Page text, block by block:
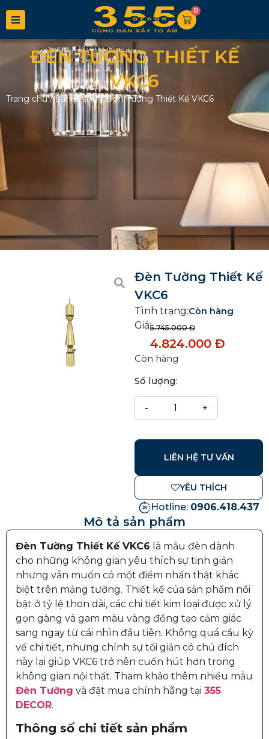
0
ĐÈN TƯỜNG THIẾT KẾ
VKC6
Trang chủ/Sản phẩm/Đèn Tường Thiết Kế VKC6
Đèn Tường Thiết Kế
VKC6
Tình trạng:Còn hàng
Giá:5.745.000Đ
4.824.000 Đ
Còn hàng
Số lượng:
LIÊN HỆ TƯ VẤN
YÊU THÍCH
Hotline: 0906.418.437
Mô tả sản phẩm
Đèn Tường Thiết Kế VKC6 là mẫu đèn dành
cho những không gian yêu thích sự tinh giản
nhưng vẫn muốn có một điểm nhấn thật khác
biệt trên mảng tường. Thiết kế của sản phẩm nổi
bật ở tỷ lệ thon dài, các chi tiết kim loại được xử lý
gọn gàng và gam màu vàng đồng tạo cảm giác
sang ngay từ cái nhìn đầu tiên. Không quá cầu kỳ
về chi tiết, nhưng chính sự tối giản có chủ đích
này lại giúp VKC6 trở nên cuốn hút hơn trong
không gian nội thất. Tham khảo thêm nhiều mẫu
Đèn Tường và đặt mua chính hãng tại 355
DECOR.
Thông số chi tiết sản phẩm